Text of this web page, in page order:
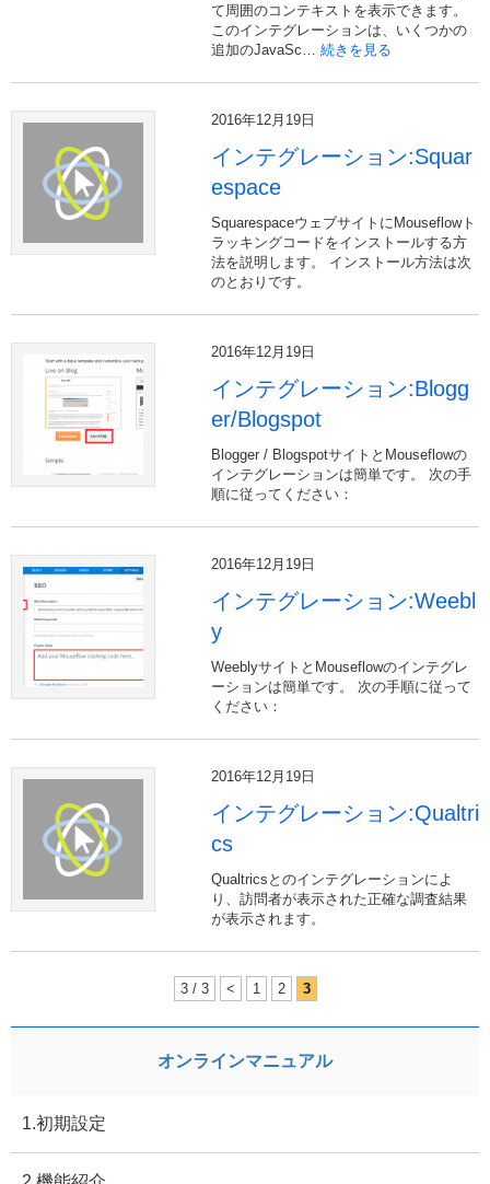
て周囲のコンテキストを表示できます。
このインテグレーションは、いくつかの
追加のJavaSc… 続きを見る
2016年12月19日
インテグレーション:Squar
espace
SquarespaceウェブサイトにMouseflowト
ラッキングコードをインストールする方
法を説明します。 インストール方法は次
のとおりです。
2016年12月19日
インテグレーション:Blogg
er/Blogspot
Blogger / BlogspotサイトとMouseflowの
インテグレーションは簡単です。 次の手
順に従ってください：
2016年12月19日
インテグレーション:Weebl
y
WeeblyサイトとMouseflowのインテグレ
ーションは簡単です。 次の手順に従って
ください：
2016年12月19日
インテグレーション:Qualtri
cs
Qualtricsとのインテグレーションによ
り、訪問者が表示された正確な調査結果
が表示されます。
3 / 3 < 1 2 3
オンラインマニュアル
1.初期設定